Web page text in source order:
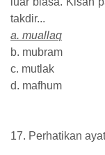
takdir...
a. muallaq
b. mubram
c. mutlak
d. mafhum
17. Perhatikan